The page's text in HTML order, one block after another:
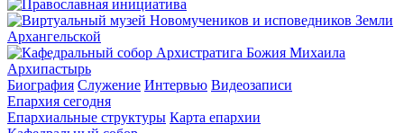
Архипастырь
Биография Служение Интервью Видеозаписи
Епархия сегодня
Епархиальные структуры Карта епархии